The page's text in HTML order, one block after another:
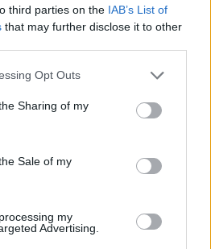
third parties on the IAB’s List of
that may further disclose it to other
Opt Outs
Sharing of my
Sale of my
my
Advertising.
vend, 6 nga 8 vatrat